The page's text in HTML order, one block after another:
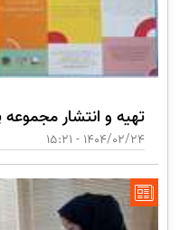
تهیه و انتشار
1404/02/24 - 15:21